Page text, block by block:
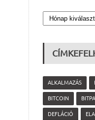
ALKALMAZÁS
BITCOIN
DEFLÁCIÓ